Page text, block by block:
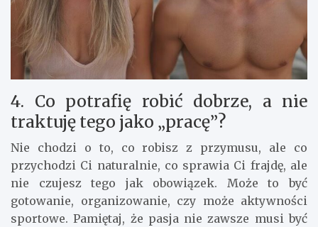
4. Co potrafię robić dobrze, a nie
traktuję tego jako „pracę”?
Nie chodzi o to, co robisz z przymusu, ale co
przychodzi Ci naturalnie, co sprawia Ci frajdę, ale
nie czujesz tego jak obowiązek. Może to być
gotowanie, organizowanie, czy może aktywności
sportowe. Pamiętaj, że pasja nie zawsze musi być